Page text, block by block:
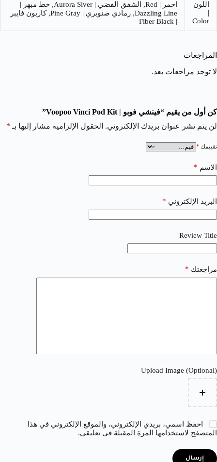
اللون
|
Color
احمر | Red, الشفق الفضي | Aurora Siver, خط مبهر |
Dazzling Line, رمادي صنوبري | Pine Gray, كاربون فايبر
| Fiber Black
المراجعات
لا توجد مراجعات بعد.
كن أول من يقيم “فينشي فوبو | Voopoo Vinci Pod Kit”
لن يتم نشر عنوان بريدك الإلكتروني. الحقول الإلزامية مشار إليها بـ *
تقييمك *
الاسم *
البريد الإلكتروني *
Review Title
مراجعتك *
Upload Image (Optional)
احفظ اسمي، بريدي الإلكتروني، والموقع الإلكتروني في هذا
المتصفح لاستخدامها المرة المقبلة في تعليقي.
إرسال